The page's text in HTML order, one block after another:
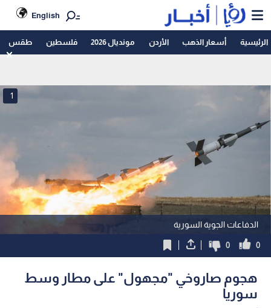
English
الرئيسية أسعار الذهب الأردن مونديال 2026 فلسطين طقس
الدفاعات الجوية السورية
1
0
0
هجوم صاروخي "مجهول" على مطار وسط
سوريا